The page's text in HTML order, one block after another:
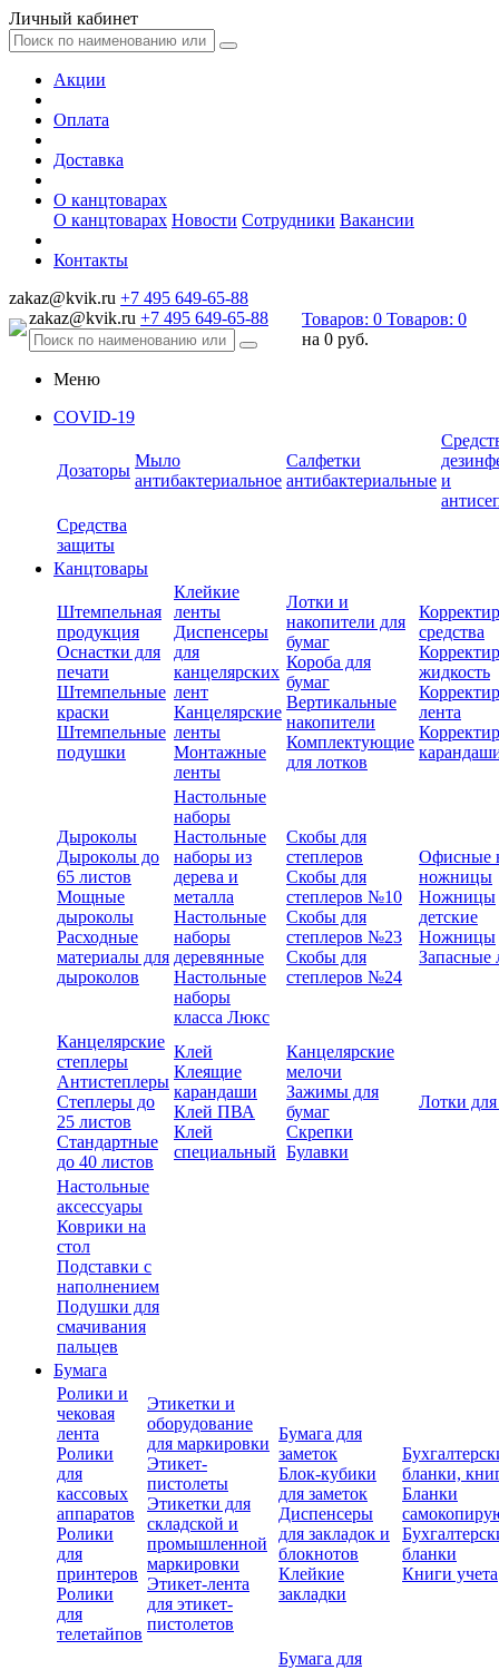
Личный кабинет
Акции
Оплата
Доставка
О канцтоварах
О канцтоварах Новости Сотрудники Вакансии
Контакты
zakaz@kvik.ru +7 495 649-65-88
zakaz@kvik.ru +7 495 649-65-88 Товаров: 0 Товаров: 0
на 0 руб.
Меню
COVID-19
Дозаторы
Мыло
антибактериальное
Салфетки
антибактериальные и
Средства
защиты
Канцтовары
Штемпельная
продукция
Оснастки для
печати
Штемпельные
краски
Штемпельные
подушки
Клейкие
ленты
Диспенсеры
для
канцелярских
лент
Канцелярские
ленты
Монтажные
ленты
Лотки и
накопители для
бумаг
Короба для
бумаг
Вертикальные
накопители
Комплектующие
для лотков
средства
жидкость
лента
Дыроколы
Дыроколы до
65 листов
Мощные
дыроколы
Расходные
материалы для
дыроколов
Настольные
наборы
Настольные
наборы из
дерева и
металла
Настольные
наборы
деревянные
Настольные
наборы
класса Люкс
Скобы для
степлеров
Скобы для
степлеров №10
Скобы для
степлеров №23
Скобы для
степлеров №24
Офисные
ножницы
Ножницы
детские
Ножницы
Запасные
Канцелярские
степлеры
Антистеплеры
Степлеры до
25 листов
Стандартные
до 40 листов
Клей
Клеящие
карандаши
Клей ПВА
Клей
специальный
Канцелярские
мелочи
Зажимы для
бумаг
Скрепки
Булавки
Лотки
Настольные
аксессуары
Коврики на
стол
Подставки с
наполнением
Подушки для
смачивания
пальцев
Бумага
Ролики и
чековая
лента
Ролики
для
кассовых
аппаратов
Ролики
для
принтеров
Ролики
для
телетайпов
Этикетки и
оборудование
для маркировки
Этикет-
пистолеты
Этикетки для
складской и
промышленной
маркировки
Этикет-лента
для этикет-
пистолетов
Бумага для
заметок
Блок-кубики
для заметок
Диспенсеры
для закладок и
блокнотов
Клейкие
закладки
бланки,
Бланки
бланки
Книги учета
Бумага для